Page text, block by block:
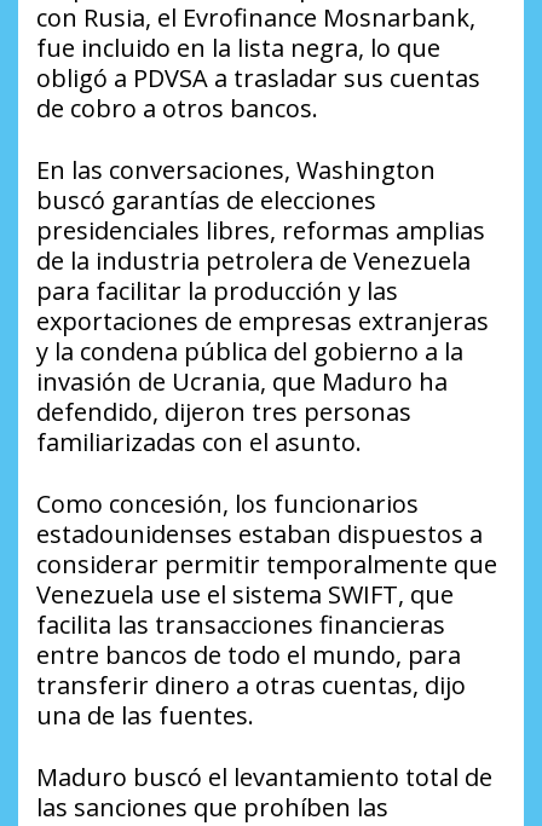
con Rusia, el Evrofinance Mosnarbank,
fue incluido en la lista negra, lo que
obligó a PDVSA a trasladar sus cuentas
de cobro a otros bancos.
En las conversaciones, Washington
buscó garantías de elecciones
presidenciales libres, reformas amplias
de la industria petrolera de Venezuela
para facilitar la producción y las
exportaciones de empresas extranjeras
y la condena pública del gobierno a la
invasión de Ucrania, que Maduro ha
defendido, dijeron tres personas
familiarizadas con el asunto.
Como concesión, los funcionarios
estadounidenses estaban dispuestos a
considerar permitir temporalmente que
Venezuela use el sistema SWIFT, que
facilita las transacciones financieras
entre bancos de todo el mundo, para
transferir dinero a otras cuentas, dijo
una de las fuentes.
Maduro buscó el levantamiento total de
las sanciones que prohíben las